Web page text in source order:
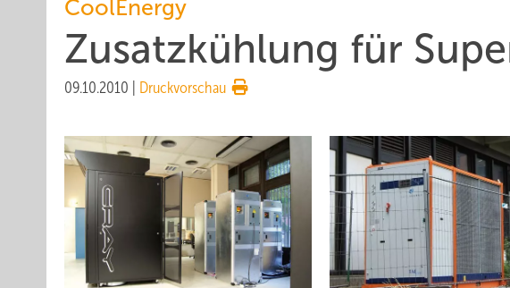
CoolEnergy
Zusatzkühlung für
09.10.2010 Druckvorschau